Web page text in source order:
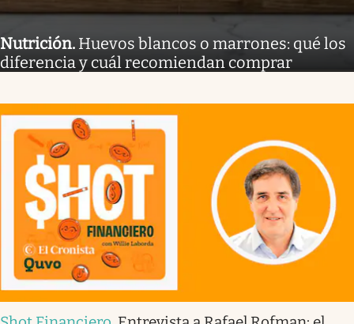
Nutrición. Huevos blancos o marrones: qué los
diferencia y cuál recomiendan comprar